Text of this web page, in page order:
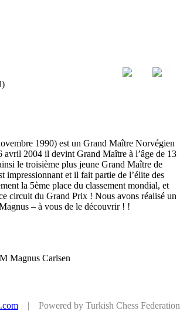
1990) est un Grand Maître Norvégien
avril 2004 il devint Grand Maître à l’âge de 13
le troisième plus jeune Grand Maître de
impressionnant et il fait partie de l’élite des
la 5ème place du classement mondial, et
circuit du Grand Prix ! Nous avons réalisé un
– à vous de le découvrir ! !
Magnus Carlsen
| Powered by Turkish Chess Federation